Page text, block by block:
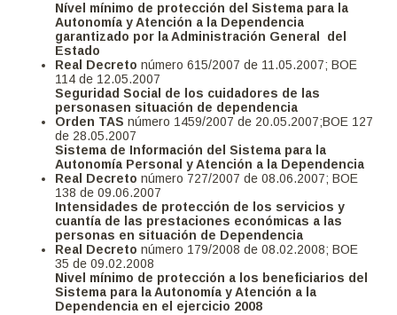
Nível mínimo de protección del Sistema para la
Autonomía y Atención a la Dependencia
garantizado por la Administración General del
Estado
Real Decretonúmero 615/2007 de 11.05.2007; BOE
114 de 12.05.2007
Seguridad Social de los cuidadores de las
personasen situación de dependencia
Orden TASnúmero 1459/2007 de 20.05.2007;BOE 127
de 28.05.2007
Sistema de Información del Sistema para la
Autonomía Personal y Atención a la Dependencia
Real Decretonúmero 727/2007 de 08.06.2007; BOE
138 de 09.06.2007
Intensidades de protección de los servicios y
cuantía de las prestaciones económicas a las
personas en situación de Dependencia
Real Decreto número 179/2008 de 08.02.2008; BOE
35 de 09.02.2008
Nivel mínimo de protección a los beneficiarios del
Sistema para la Autonomía y Atención a la
Dependencia en el ejercicio 2008